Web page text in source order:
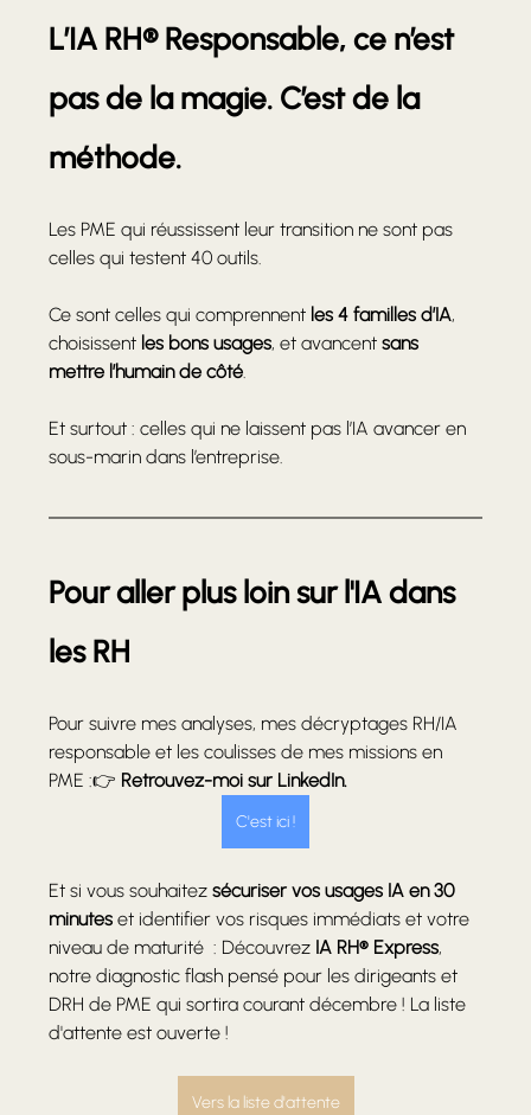
L’IA RH® Responsable, ce n’est
pas de la magie. C’est de la
méthode.
Les PME qui réussissent leur transition ne sont pas
celles qui testent 40 outils.
Ce sont celles qui comprennent les 4 familles d’IA,
choisissent les bons usages, et avancent sans
mettre l’humain de côté.
Et surtout : celles qui ne laissent pas l’IA avancer en
sous-marin dans l’entreprise.
Pour aller plus loin sur l'IA dans
les RH
Pour suivre mes analyses, mes décryptages RH/IA
responsable et les coulisses de mes missions en
PME :👉 Retrouvez-moi sur LinkedIn.
C'est ici !
Et si vous souhaitez sécuriser vos usages IA en 30
minutes et identifier vos risques immédiats et votre
niveau de maturité  : Découvrez IA RH® Express,
notre diagnostic flash pensé pour les dirigeants et
DRH de PME qui sortira courant décembre ! La liste
d'attente est ouverte !
Vers la liste d'attente